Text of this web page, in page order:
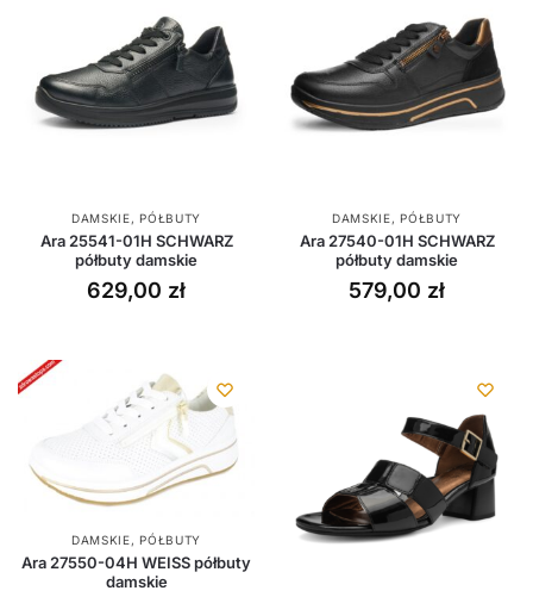
DAMSKIE,PÓŁBUTY
Ara 25541-01H SCHWARZ
półbuty damskie
629,00 zł
DAMSKIE,PÓŁBUTY
Ara 27540-01H SCHWARZ
półbuty damskie
579,00 zł
DAMSKIE,PÓŁBUTY
Ara 27550-04H WEISS półbuty
damskie